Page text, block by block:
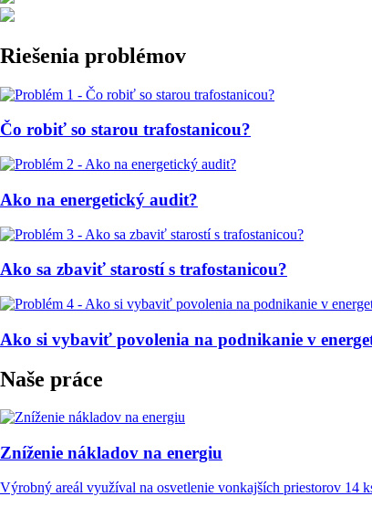
Riešenia problémov
Čo robiť so starou trafostanicou?
Ako na energetický audit?
Ako sa zbaviť starostí s trafostanicou?
Ako si vybaviť povolenia na podnikanie v
Naše práce
Zníženie nákladov na energiu
Výrobný areál využíval na osvetlenie vonkajších priestorov 14